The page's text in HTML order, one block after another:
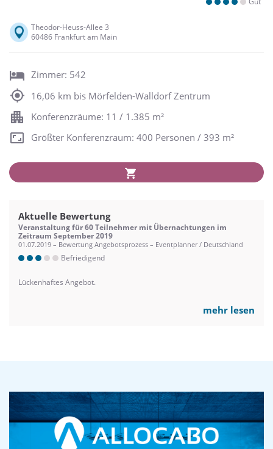
Theodor-Heuss-Allee 3
60486 Frankfurt am Main
Zimmer: 542
16,06 km bis Mörfelden-Walldorf Zentrum
Konferenzräume: 11 / 1.385 m²
Größter Konferenzraum: 400 Personen / 393 m²
Aktuelle Bewertung
Veranstaltung für 60 Teilnehmer mit Übernachtungen im
Zeitraum September 2019
01.07.2019 – Bewertung Angebotsprozess – Eventplanner / Deutschland
Befriedigend
Lückenhaftes Angebot.
mehr lesen